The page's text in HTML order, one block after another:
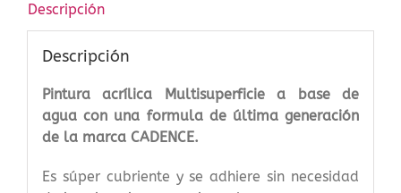
Descripción
Descripción
Pintura acrílica Multisuperficie a base de
agua con una formula de última generación
de la marca CADENCE.
Es súper cubriente y se adhiere sin necesidad